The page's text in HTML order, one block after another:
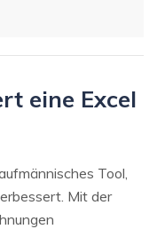
eine Excel
Tool,
Mit der